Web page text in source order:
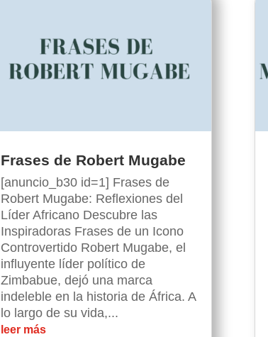
Frases de Robert Mugabe
[anuncio_b30 id=1] Frases de
Robert Mugabe: Reflexiones del
Líder Africano Descubre las
Inspiradoras Frases de un Icono
Controvertido Robert Mugabe, el
influyente líder político de
Zimbabue, dejó una marca
indeleble en la historia de África. A
lo largo de su vida,...
leer más